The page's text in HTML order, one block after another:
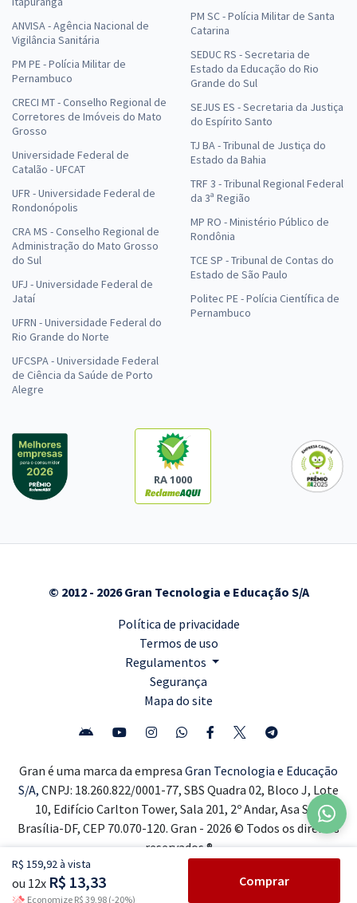
R$ 159,92 à vista
ou 12x R$ 13,33
Economize R$ 39,98 (-20%)
Comprar
ANVISA - Agência Nacional de
Vigilância Sanitária
PM PE - Polícia Militar de
Pernambuco
CRECI MT - Conselho Regional de
Corretores de Imóveis do Mato
Grosso
Universidade Federal de
Catalão - UFCAT
UFR - Universidade Federal de
Rondonópolis
CRA MS - Conselho Regional de
Administração do Mato Grosso
do Sul
UFJ - Universidade Federal de
Jataí
UFRN - Universidade Federal do
Rio Grande do Norte
UFCSPA - Universidade Federal
de Ciência da Saúde de Porto
Alegre
PM SC - Polícia Militar de Santa
Catarina
SEDUC RS - Secretaria de
Estado da Educação do Rio
Grande do Sul
SEJUS ES - Secretaria da Justiça
do Espírito Santo
TJ BA - Tribunal de Justiça do
Estado da Bahia
TRF 3 - Tribunal Regional Federal
da 3ª Região
MP RO - Ministério Público de
Rondônia
TCE SP - Tribunal de Contas do
Estado de São Paulo
Politec PE - Polícia Científica de
Pernambuco
RA 1000
© 2012 - 2026 Gran Tecnologia e Educação S/A
Política de privacidade
Termos de uso
Regulamentos
Segurança
Mapa do site
Gran é uma marca da empresa Gran Tecnologia e Educação
S/A, CNPJ: 18.260.822/0001-77, SBS Quadra 02, Bloco J, Lote
10, Edifício Carlton Tower, Sala 201, 2º Andar, Asa Sul,
Brasília-DF, CEP 70.070-120. Gran - 2026 © Todos os direitos
reservados ®